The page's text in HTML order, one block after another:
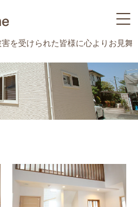
を受けられた皆様に心よりお見舞